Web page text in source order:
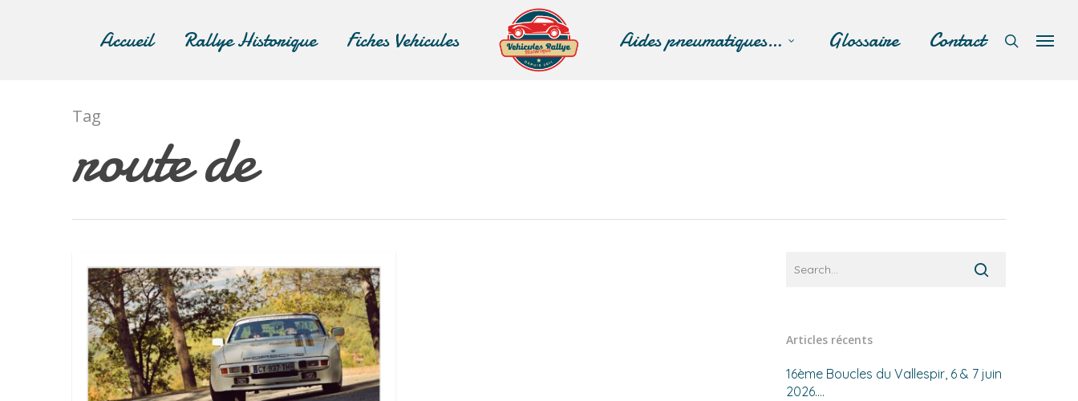
Accueil Rallye Historique Fiches Vehicules Aides pneumatiques… Glossaire Contact
Tag
route de
Articles récents
16ème Boucles du Vallespir, 6 & 7 juin
2026….